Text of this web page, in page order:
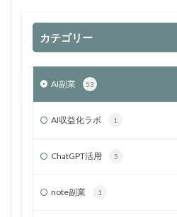
カテゴリー
AI副業 53
AI収益化ラボ 1
ChatGPT活用 5
note副業 1